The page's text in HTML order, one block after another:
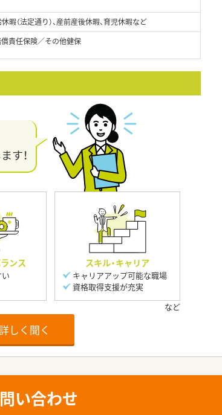
（法定通り）、産前産後休暇、育児休暇など
責任保険／その他健保
す！
ンス スキル・キャリア
キャリアアップ可能な職場
資格取得支援が充実
しく聞く
い合わせ